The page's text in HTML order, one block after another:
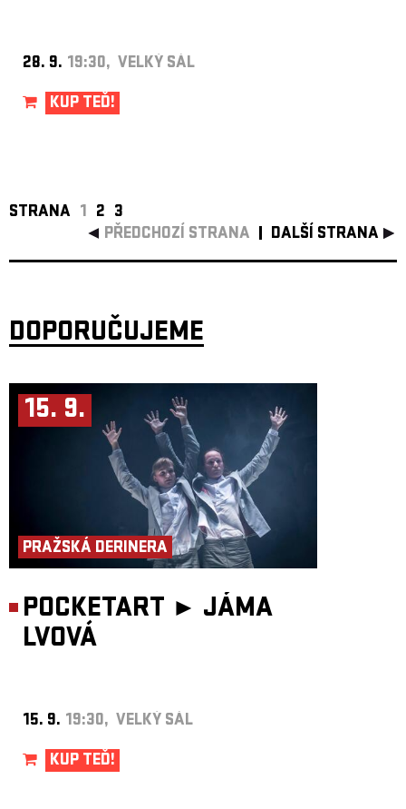
28. 9. 19:30, VELKÝ SÁL
KUP TEĎ!
STRANA 1 2 3
PŘEDCHOZÍ STRANA
DALŠÍ STRANA
DOPORUČUJEME
15. 9.
PRAŽSKÁ DERINERA
POCKETART ► JÁMA
LVOVÁ
15. 9. 19:30, VELKÝ SÁL
KUP TEĎ!